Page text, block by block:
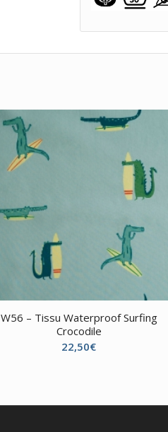
W56 – Tissu Waterproof Surfing
Crocodile
22,50€